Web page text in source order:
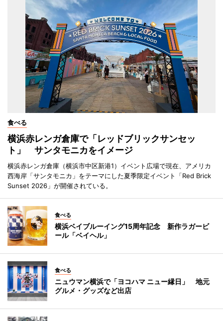
食べる
横浜赤レンガ倉庫で「レッドブリックサンセッ
ト」 サンタモニカをイメージ
横浜赤レンガ倉庫（横浜市中区新港1）イベント広場で現在、アメリカ
西海岸「サンタモニカ」をテーマにした夏季限定イベント「Red Brick
Sunset 2026」が開催されている。
食べる
横浜ベイブルーイング15周年記念 新作ラガービ
ール「ベイヘル」
食べる
ニュウマン横浜で「ヨコハマ ニュー縁日」 地元
グルメ・グッズなど出店